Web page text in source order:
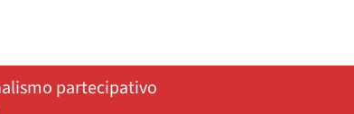
partecipativo